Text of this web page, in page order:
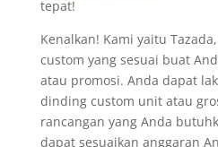
tepat!
Kenalkan! Kami yaitu
custom yang sesuai buat
atau promosi. Anda dapat
dinding custom unit atau
rancangan yang Anda
dapat sesuaikan anggaran